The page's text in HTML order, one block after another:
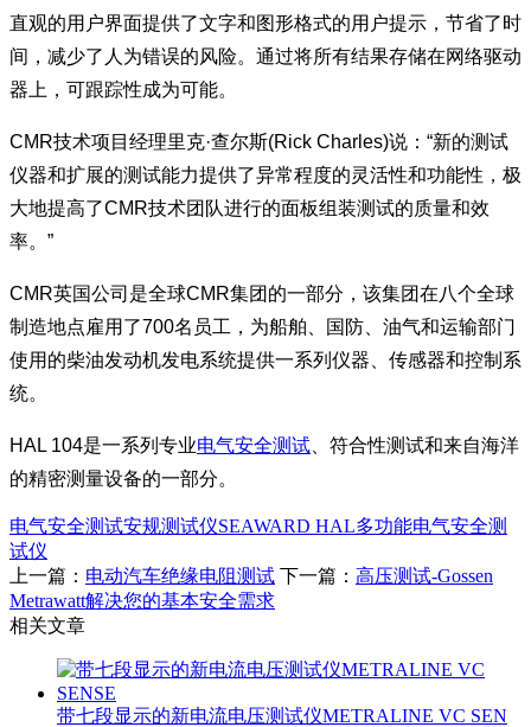
直观的用户界面提供了文字和图形格式的用户提示，节省了时
间，减少了人为错误的风险。通过将所有结果存储在网络驱动
器上，可跟踪性成为可能。
CMR技术项目经理里克·查尔斯(Rick Charles)说：“新的测试
仪器和扩展的测试能力提供了异常程度的灵活性和功能性，极
大地提高了CMR技术团队进行的面板组装测试的质量和效
率。”
CMR英国公司是全球CMR集团的一部分，该集团在八个全球
制造地点雇用了700名员工，为船舶、国防、油气和运输部门
使用的柴油发动机发电系统提供一系列仪器、传感器和控制系
统。
HAL 104是一系列专业电气安全测试 、符合性测试和来自海洋
的精密测量设备的一部分。
电气安全测试安规测试仪SEAWARD HAL多功能电气安全测
试仪
上一篇： 电动汽车绝缘电阻测试 下一篇： 高压测试-Gossen
Metrawatt解决您的基本安全需求
相关文章
带七段显示的新电流电压测试仪METRALINE VC SEN